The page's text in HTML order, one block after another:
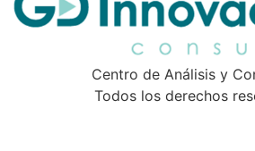
Centro de Análisis y
Todos los derechos